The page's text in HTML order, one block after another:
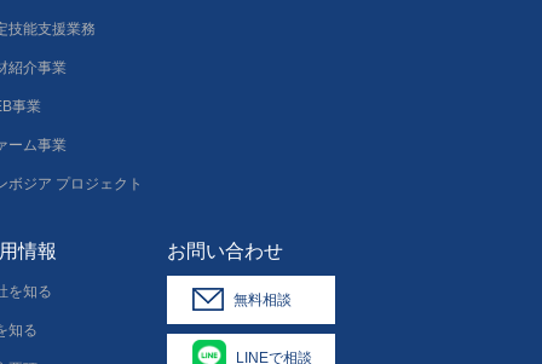
技能支援業務
紹介事業
事業
ーム事業
ボジア プロジェクト
情報
を知る
知る
お問い合わせ
無料相談
LINEで相談